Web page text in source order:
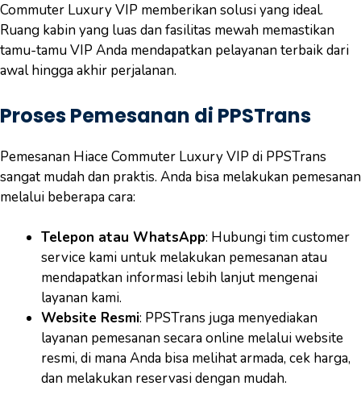
Commuter Luxury VIP memberikan solusi yang ideal.
Ruang kabin yang luas dan fasilitas mewah memastikan
tamu-tamu VIP Anda mendapatkan pelayanan terbaik dari
awal hingga akhir perjalanan.
Proses Pemesanan di PPSTrans
Pemesanan Hiace Commuter Luxury VIP di PPSTrans
sangat mudah dan praktis. Anda bisa melakukan pemesanan
melalui beberapa cara:
Telepon atau WhatsApp: Hubungi tim customer
service kami untuk melakukan pemesanan atau
mendapatkan informasi lebih lanjut mengenai
layanan kami.
Website Resmi: PPSTrans juga menyediakan
layanan pemesanan secara online melalui website
resmi, di mana Anda bisa melihat armada, cek harga,
dan melakukan reservasi dengan mudah.